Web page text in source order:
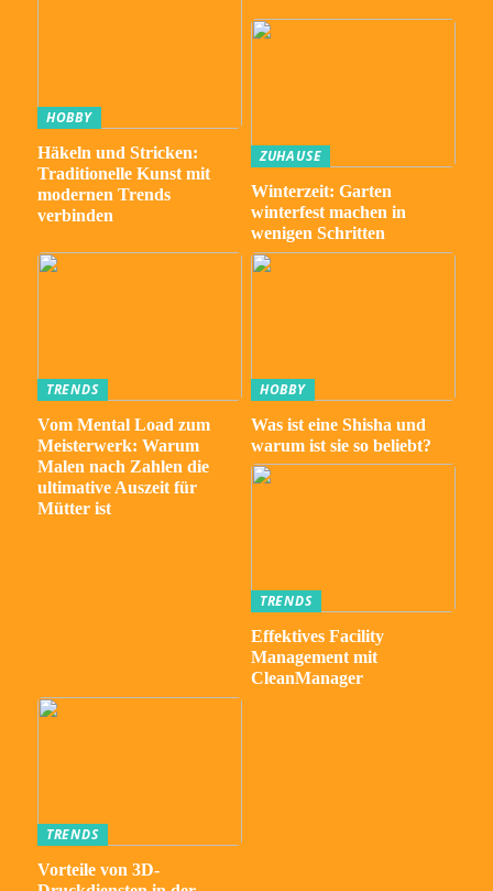
HOBBY
Häkeln und Stricken:
Traditionelle Kunst mit
modernen Trends
verbinden
ZUHAUSE
Winterzeit: Garten
winterfest machen in
wenigen Schritten
TRENDS
Vom Mental Load zum
Meisterwerk: Warum
Malen nach Zahlen die
ultimative Auszeit für
Mütter ist
HOBBY
Was ist eine Shisha und
warum ist sie so beliebt?
TRENDS
Effektives Facility
Management mit
CleanManager
TRENDS
Vorteile von 3D-